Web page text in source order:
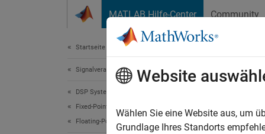
MATLAB Hilfe-Center Community
Startseite der Dokumentation
Signalverarbeitung
DSP System Toolbox
Fixed-Point Design
Floating-Point to Fixed-Point Conversion
Use
Website
Wählen Sie eine Website aus, um
Grundlage Ihres Standorts